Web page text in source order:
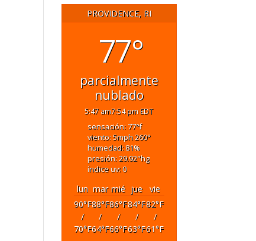
PROVIDENCE, RI
77°
parcialmente
nublado
5:47 am7:54 pm EDT
sensación: 77°f
viento: 5mph260°
humedad: 81%
presión: 29.92"hg
índice uv: 0
lun mar mié jue
vie
90°F
/
70°F
88°F
/
64°F
86°F
/
66°F
84°F
/
63°F
82°F
/
61°F